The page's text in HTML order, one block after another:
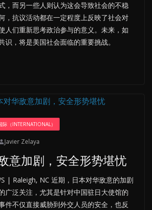
，而另一些人则认为这会导致社会的不稳
，抗议活动都在一定程度上反映了社会对
人们重新思考政治参与的意义。未来，如
识，将是美国社会面临的重要挑战。
际（INTERNATIONAL）
Javier Zelaya
意加剧，安全形势堪忧
| Raleigh, NC 近期，日本对华敌意的加剧
广泛关注，尤其是针对中国驻日大使馆的
件不仅直接威胁到外交人员的安全，也反